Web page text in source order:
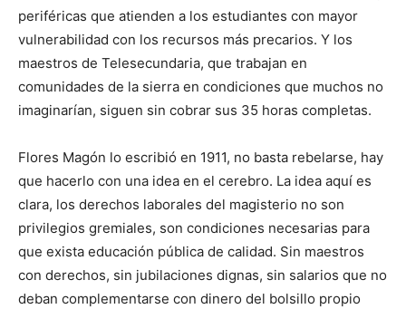
periféricas que atienden a los estudiantes con mayor
vulnerabilidad con los recursos más precarios. Y los
maestros de Telesecundaria, que trabajan en
comunidades de la sierra en condiciones que muchos no
imaginarían, siguen sin cobrar sus 35 horas completas.
Flores Magón lo escribió en 1911, no basta rebelarse, hay
que hacerlo con una idea en el cerebro. La idea aquí es
clara, los derechos laborales del magisterio no son
privilegios gremiales, son condiciones necesarias para
que exista educación pública de calidad. Sin maestros
con derechos, sin jubilaciones dignas, sin salarios que no
deban complementarse con dinero del bolsillo propio